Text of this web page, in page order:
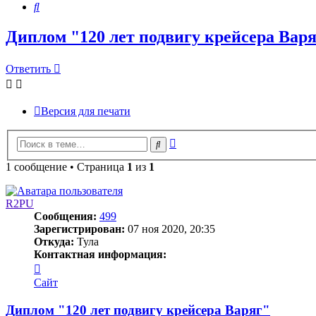
Поиск
Диплом "120 лет подвигу крейсера
Ответить
Версия для печати
Поиск
1 сообщение • Страница 1 из 1
R2PU
Сообщения: 499
Зарегистрирован: 07 ноя 2020, 20:35
Откуда: Тула
Контактная информация:
информация
пользователя
R2PU
Сайт
Диплом "120 лет подвигу крейсера Варяг"